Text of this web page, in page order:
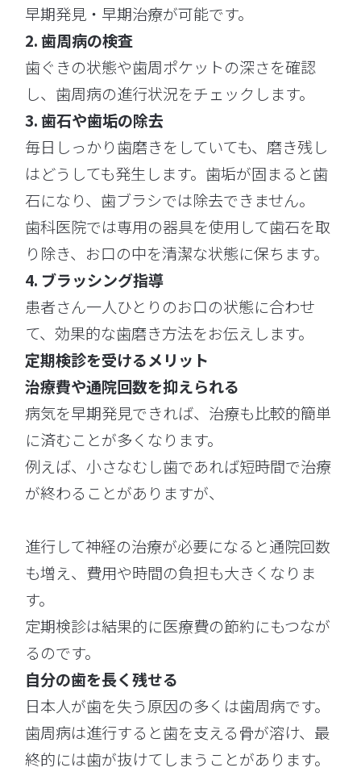
早期発見・早期治療が可能です。
2. 歯周病の検査
歯ぐきの状態や歯周ポケットの深さを確認
し、歯周病の進行状況をチェックします。
3. 歯石や歯垢の除去
毎日しっかり歯磨きをしていても、磨き残し
はどうしても発生します。歯垢が固まると歯
石になり、歯ブラシでは除去できません。
歯科医院では専用の器具を使用して歯石を取
り除き、お口の中を清潔な状態に保ちます。
4. ブラッシング指導
患者さん一人ひとりのお口の状態に合わせ
て、効果的な歯磨き方法をお伝えします。
定期検診を受けるメリット
治療費や通院回数を抑えられる
病気を早期発見できれば、治療も比較的簡単
に済むことが多くなります。
例えば、小さなむし歯であれば短時間で治療
が終わることがありますが、
進行して神経の治療が必要になると通院回数
も増え、費用や時間の負担も大きくなりま
す。
定期検診は結果的に医療費の節約にもつなが
るのです。
自分の歯を長く残せる
日本人が歯を失う原因の多くは歯周病です。
歯周病は進行すると歯を支える骨が溶け、最
終的には歯が抜けてしまうことがあります。